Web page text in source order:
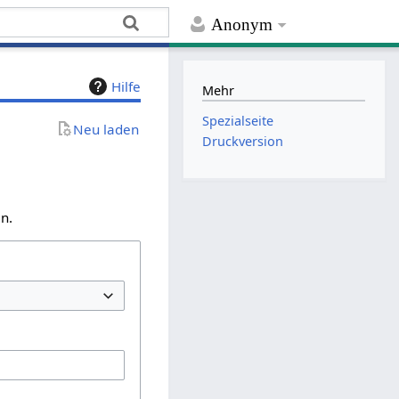
Anonym
Hilfe
Neu laden
Mehr
Spezialseite
Druckversion